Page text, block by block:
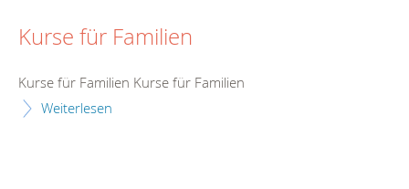
Kurse für Familien
Kurse für Familien Kurse für Familien
Weiterlesen